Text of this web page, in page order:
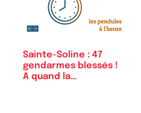
Sainte-Soline : 47
gendarmes blessés !
A quand la…